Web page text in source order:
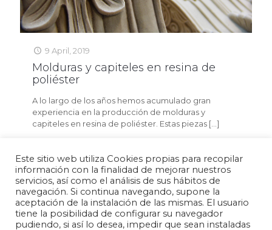
9 April, 2019
Molduras y capiteles en resina de
poliéster
A lo largo de los años hemos acumulado gran
experiencia en la producción de molduras y
capiteles en resina de poliéster. Estas piezas […]
Política de privacidad Aviso legal Política de cookies
Este sitio web utiliza Cookies propias para recopilar
información con la finalidad de mejorar nuestros
servicios, así como el análisis de sus hábitos de
navegación. Si continua navegando, supone la
aceptación de la instalación de las mismas. El usuario
tiene la posibilidad de configurar su navegador
pudiendo, si así lo desea, impedir que sean instaladas